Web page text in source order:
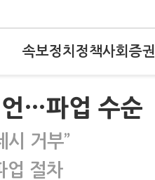
속보정치 정책사회 증권
…파업 수순
시 거부”
업 절차